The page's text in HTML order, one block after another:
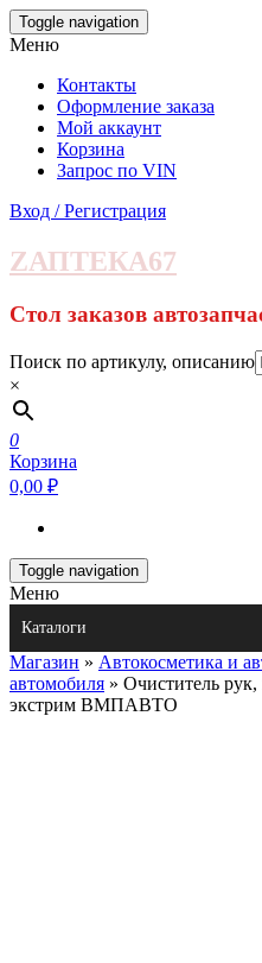
Skip
to
content
Toggle navigation
Меню
Контакты
Оформление заказа
Мой аккаунт
Корзина
Запрос по VIN
Вход / Регистрация
ZАПТЕКА67
Стол заказов
Поиск по артикулу, описанию
×
0
Корзина
0,00 ₽
Toggle navigation
Меню
Каталоги
Магазин » Автокосметика и
автомобиля » Очиститель рук,
экстрим ВМПАВТО